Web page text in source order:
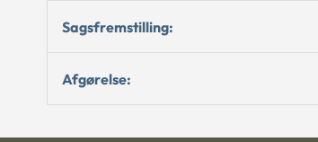
Sagsfremstilling:
Afgørelse: